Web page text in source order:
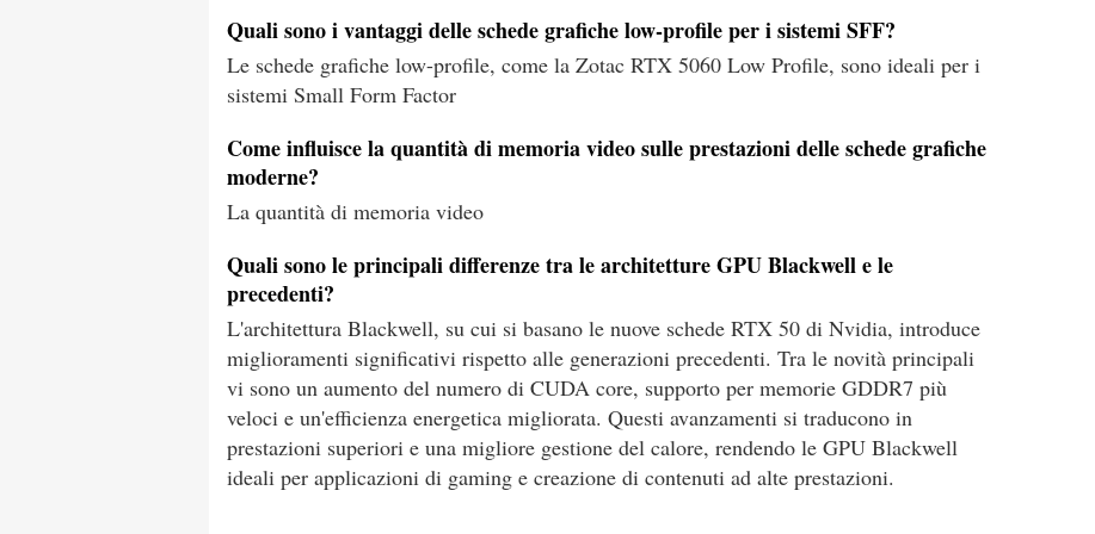
Quali sono i vantaggi delle schede grafiche low-profile per i sistemi SFF?
Le schede grafiche low-profile, come la Zotac RTX 5060 Low Profile, sono ideali per i
sistemi Small Form Factor
Come influisce la quantità di memoria video sulle prestazioni delle schede grafiche
moderne?
La quantità di memoria video
Quali sono le principali differenze tra le architetture GPU Blackwell e le
precedenti?
L'architettura Blackwell, su cui si basano le nuove schede RTX 50 di Nvidia, introduce
miglioramenti significativi rispetto alle generazioni precedenti. Tra le novità principali
vi sono un aumento del numero di CUDA core, supporto per memorie GDDR7 più
veloci e un'efficienza energetica migliorata. Questi avanzamenti si traducono in
prestazioni superiori e una migliore gestione del calore, rendendo le GPU Blackwell
ideali per applicazioni di gaming e creazione di contenuti ad alte prestazioni.